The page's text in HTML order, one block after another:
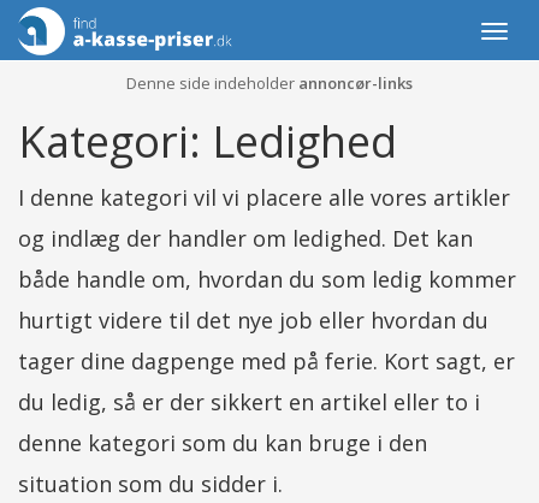
Denne side indeholder annoncør-links
Kategori: Ledighed
I denne kategori vil vi placere alle vores artikler
og indlæg der handler om ledighed. Det kan
både handle om, hvordan du som ledig kommer
hurtigt videre til det nye job eller hvordan du
tager dine dagpenge med på ferie. Kort sagt, er
du ledig, så er der sikkert en artikel eller to i
denne kategori som du kan bruge i den
situation som du sidder i.